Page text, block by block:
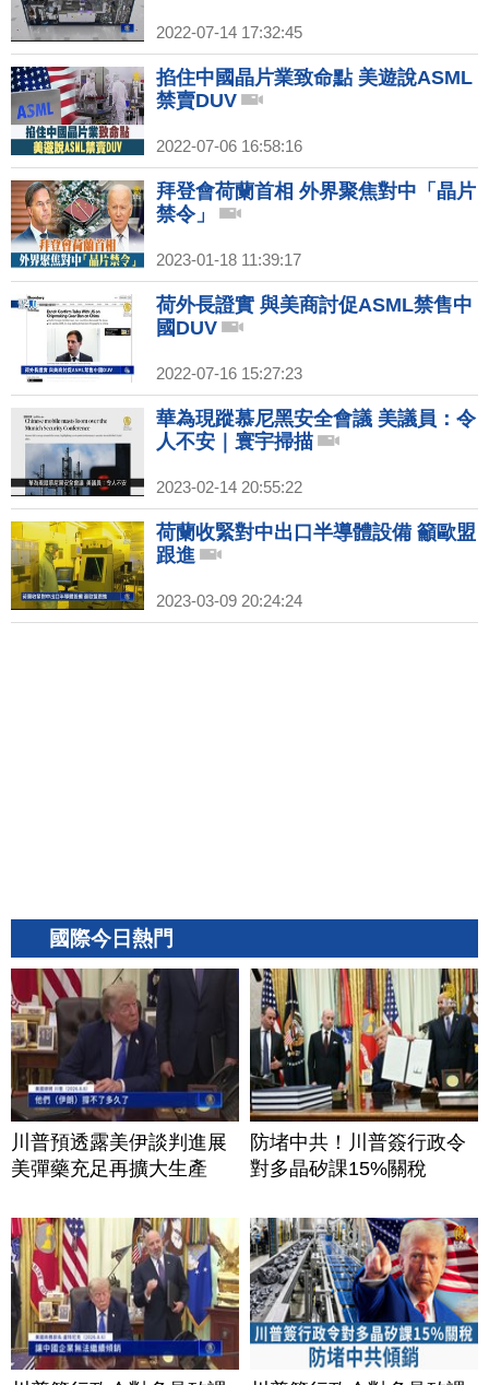
2022-07-14 17:32:45
掐住中國晶片業致命點 美遊說ASML
禁賣DUV
2022-07-06 16:58:16
拜登會荷蘭首相 外界聚焦對中「晶片
禁令」
2023-01-18 11:39:17
荷外長證實 與美商討促ASML禁售中
國DUV
2022-07-16 15:27:23
華為現蹤慕尼黑安全會議 美議員：令
人不安｜寰宇掃描
2023-02-14 20:55:22
荷蘭收緊對中出口半導體設備 籲歐盟
跟進
2023-03-09 20:24:24
國際今日熱門
川普預透露美伊談判進展
美彈藥充足再擴大生產
防堵中共！川普簽行政令
對多晶矽課15%關稅